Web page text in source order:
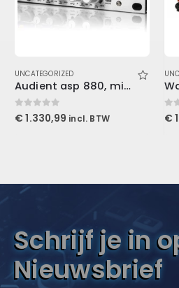
UNCATEGORIZED
Audient asp 880, microphone preamplifier
0out of 5
€ 1.330,99 incl. BTW 0
€
Schrijf je in
Nieuwsbrief